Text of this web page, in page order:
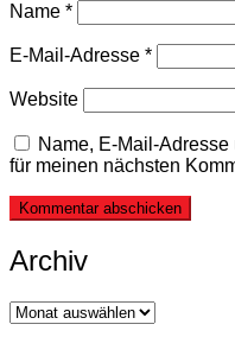
Name *
E-Mail-Adresse *
Website
Name, E-Mail-
für meinen nächsten
Archiv
Archiv